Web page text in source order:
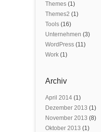
Themes (1)
Themes2 (1)
Tools (16)
Unternehmen (3)
WordPress (11)
Work (1)
Archiv
April 2014 (1)
Dezember 2013 (1)
November 2013 (8)
Oktober 2013 (1)